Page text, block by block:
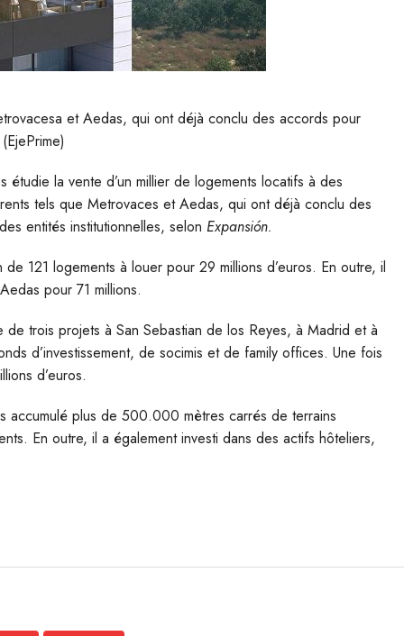
et Aedas, qui ont déjà conclu des accords pour
la vente d’un millier de logements locatifs à des
tels que Metrovaces et Aedas, qui ont déjà conclu des
entités institutionnelles, selon Expansión.
121 logements à louer pour 29 millions d’euros. En outre, il
pour 71 millions.
trois projets à San Sebastian de los Reyes, à Madrid et à
d’investissement, de socimis et de family offices. Une fois
d’euros.
accumulé plus de 500.000 mètres carrés de terrains
En outre, il a également investi dans des actifs hôteliers,